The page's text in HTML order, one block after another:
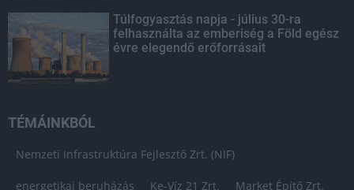
Túlfogyasztás napja - július 30-ra
felhasználta az emberiség a Föld egész
évre elegendő erőforrásait
TÉMÁINKBÓL
Nemzeti Infrastruktúra Fejlesztő Zrt. (NIF)
energetikai beruházás Ke-Víz 21 Zrt. Market Építő Zrt.